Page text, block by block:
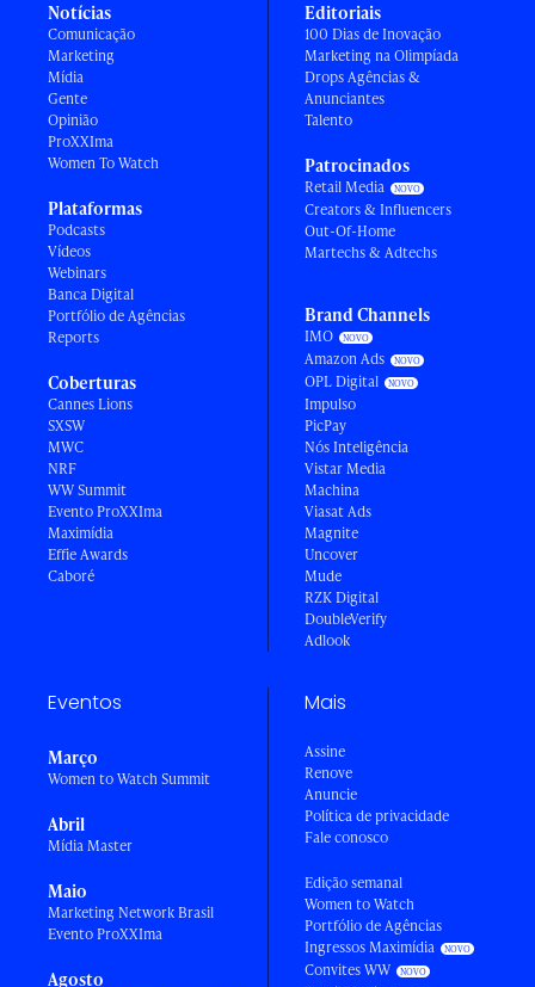
Notícias
Comunicação
Marketing
Mídia
Gente
Opinião
ProXXIma
Women To Watch
Plataformas
Podcasts
Vídeos
Webinars
Banca Digital
Portfólio de Agências
Reports
Coberturas
Cannes Lions
SXSW
MWC
NRF
WW Summit
Evento ProXXIma
Maximídia
Effie Awards
Caboré
Editoriais
100 Dias de Inovação
Marketing na Olimpíada
Drops Agências &
Anunciantes
Talento
Patrocinados
Retail Media
Creators & Influencers
Out-Of-Home
Martechs & Adtechs
Brand Channels
IMO
Amazon Ads
OPL Digital
Impulso
PicPay
Nós Inteligência
Vistar Media
Machina
Viasat Ads
Magnite
Uncover
Mude
RZK Digital
DoubleVerify
Adlook
Eventos
Março
Women to Watch Summit
Abril
Mídia Master
Maio
Marketing Network Brasil
Evento ProXXIma
Agosto
Mais
Assine
Renove
Anuncie
Política de privacidade
Fale conosco
Edição semanal
Women to Watch
Portfólio de Agências
Ingressos Maximídia
Convites WW